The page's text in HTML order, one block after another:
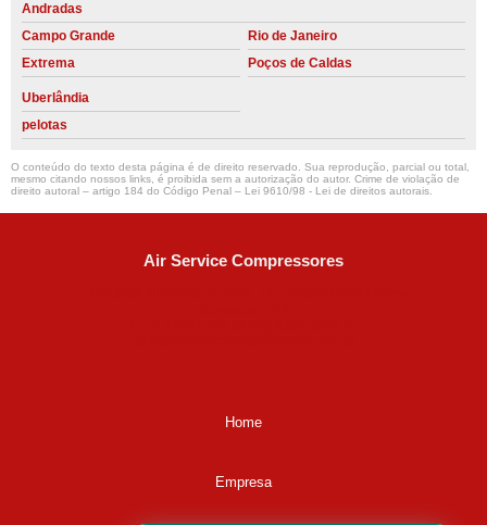
Andradas
Campo Grande
Rio de Janeiro
Extrema
Poços de Caldas
Uberlândia
pelotas
O conteúdo do texto desta página é de direito reservado. Sua reprodução, parcial ou total,
mesmo citando nossos links, é proibida sem a autorização do autor. Crime de violação de
direito autoral – artigo 184 do Código Penal – Lei 9610/98 - Lei de direitos autorais.
Air Service Compressores
Home
Empresa